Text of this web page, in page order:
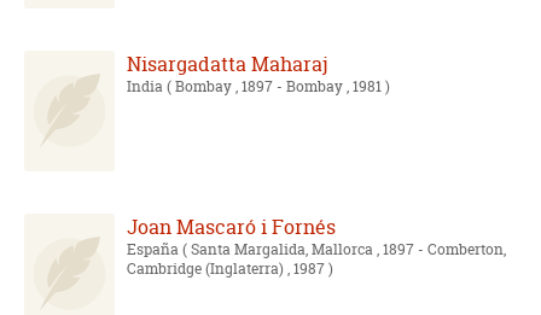
Nisargadatta Maharaj
India( Bombay , 1897 - Bombay , 1981 )
Joan Mascaró i Fornés
España( Santa Margalida, Mallorca , 1897 - Comberton,
Cambridge (Inglaterra) , 1987 )